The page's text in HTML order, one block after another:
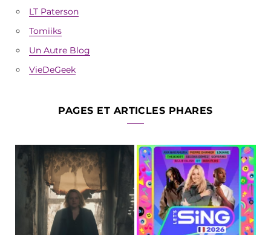
LT Paterson
Tomiiks
Un Autre Blog
VieDeGeek
PAGES ET ARTICLES PHARES